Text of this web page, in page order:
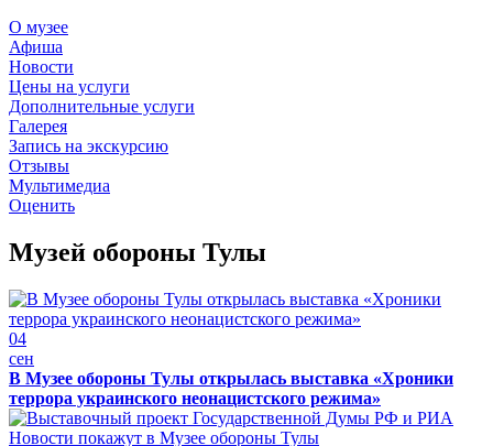
О музее
Афиша
Новости
Цены на услуги
Дополнительные услуги
Галерея
Запись на экскурсию
Отзывы
Мультимедиа
Оценить
Музей обороны Тулы
04
сен
В Музее обороны Тулы открылась выставка «Хроники
террора украинского неонацистского режима»